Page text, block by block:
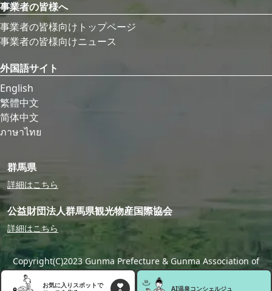
お気に入りスポットで
AI温泉コンシェルジュ
事業者の皆様へ
事業者の皆様向けトップページ
事業者の皆様向けニュース
外国語サイト
English
繁體中文
简体中文
ภาษาไทย
群馬県
詳細はこちら
公益財団法人群馬県観光物産国際協会
詳細はこちら
Copyright(C)2023 Gunma Prefecture & Gunma Association of
Tourism,Local Products & International Exchange